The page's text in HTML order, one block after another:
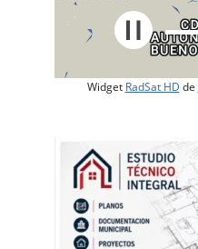
Widget RadSat HD de